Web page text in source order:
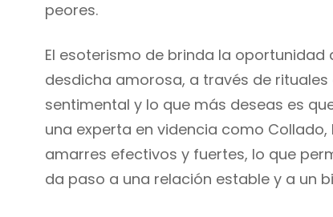
peores.
El esoterismo de brinda la
desdicha amorosa, a través de
sentimental y lo que más deseas es
una experta en videncia como
amarres efectivos y fuertes, lo que
da paso a una relación estable y a un